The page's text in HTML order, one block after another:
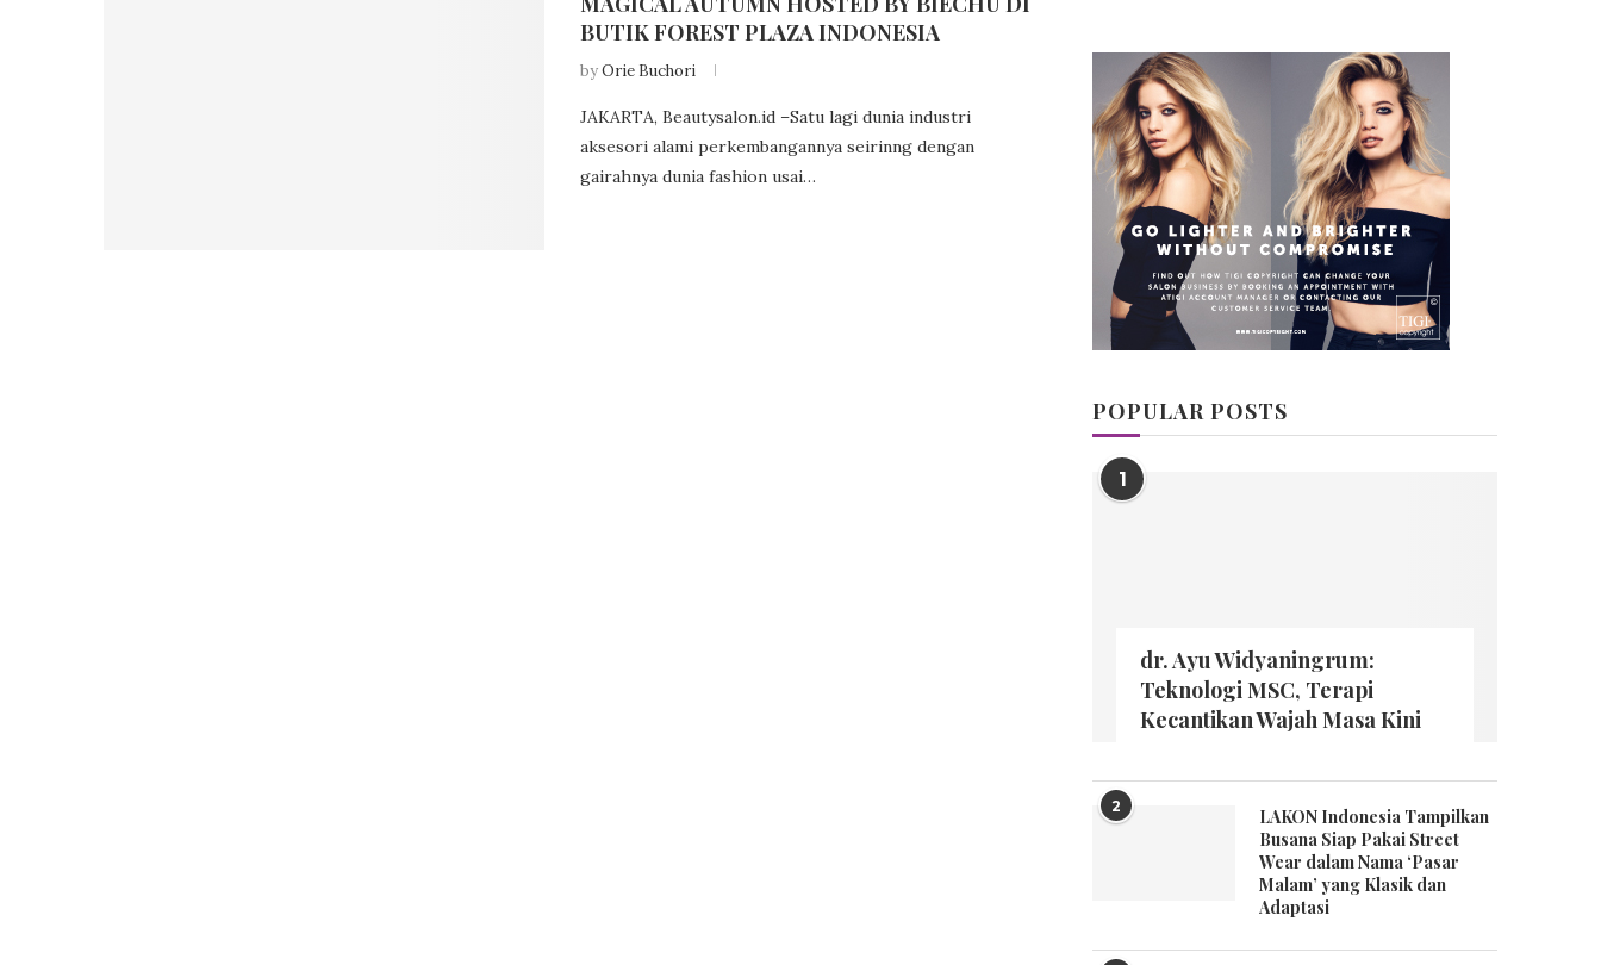
BUTIK FOREST PLAZA INDONESIA
byOrie Buchori
JAKARTA, Beautysalon.id –Satu lagi dunia industri
aksesori alami perkembangannya seirinng dengan
gairahnya dunia fashion usai…
POPULAR POSTS
1
dr. Ayu Widyaningrum:
Teknologi MSC, Terapi
Kecantikan Wajah Masa Kini
2
LAKON Indonesia Tampilkan
Busana Siap Pakai Street
Wear dalam Nama ‘Pasar
Malam’ yang Klasik dan
Adaptasi